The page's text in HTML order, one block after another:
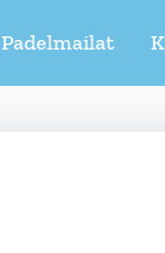
Padelmailat